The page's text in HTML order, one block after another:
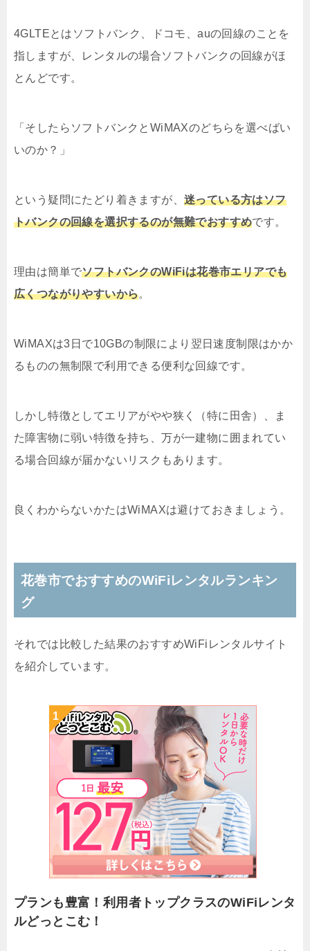
4GLTEとはソフトバンク、ドコモ、auの回線のことを
指しますが、レンタルの場合ソフトバンクの回線がほ
とんどです。
「そしたらソフトバンクとWiMAXのどちらを選べばい
いのか？」
という疑問にたどり着きますが、 迷っている方はソフ
トバンクの回線を選択するのが無難でおすすめです。
理由は簡単でソフトバンクのWiFiは花巻市エリアでも
広くつながりやすいから。
WiMAXは3日で10GBの制限により翌日速度制限はかか
るものの無制限で利用できる便利な回線です。
しかし特徴としてエリアがやや狭く（特に田舎）、ま
た障害物に弱い特徴を持ち、万が一建物に囲まれてい
る場合回線が届かないリスクもあります。
良くわからないかたはWiMAXは避けておきましょう。
花巻市でおすすめのWiFiレンタルランキン
グ
それでは比較した結果のおすすめWiFiレンタルサイト
を紹介しています。
プランも豊富！利用者トップクラスのWiFiレンタ
ルどっとこむ！